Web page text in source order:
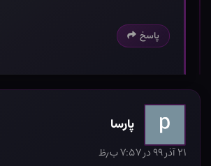
پاسخ
پارسا
۲۱ آذر ۹۹ در ۷:۵۷ ب٫ظ